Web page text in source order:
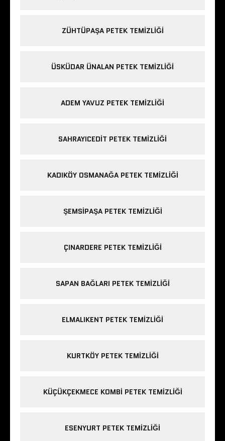
ZÜHTÜPAŞA PETEK TEMIZLIĞI
ÜSKÜDAR ÜNALAN PETEK TEMIZLIĞI
ADEM YAVUZ PETEK TEMIZLIĞI
SAHRAYICEDIT PETEK TEMIZLIĞI
KADIKÖY OSMANAĞA PETEK TEMIZLIĞI
ŞEMSIPAŞA PETEK TEMIZLIĞI
ÇINARDERE PETEK TEMIZLIĞI
SAPAN BAĞLARI PETEK TEMIZLIĞI
ELMALIKENT PETEK TEMIZLIĞI
KURTKÖY PETEK TEMIZLIĞI
KÜÇÜKÇEKMECE KOMBI PETEK TEMIZLIĞI
ESENYURT PETEK TEMIZLIĞI